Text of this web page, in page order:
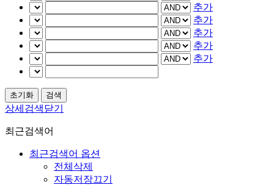
추가
추가
추가
추가
추가
상세검색닫기
최근검색어
최근검색어 옵션
전체삭제
자동저장끄기